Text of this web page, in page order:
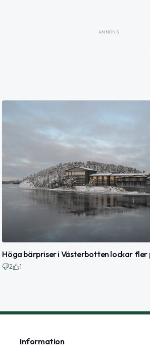
ANNONS
Höga bärpriser i Västerbotten lockar fler
2 1
Information